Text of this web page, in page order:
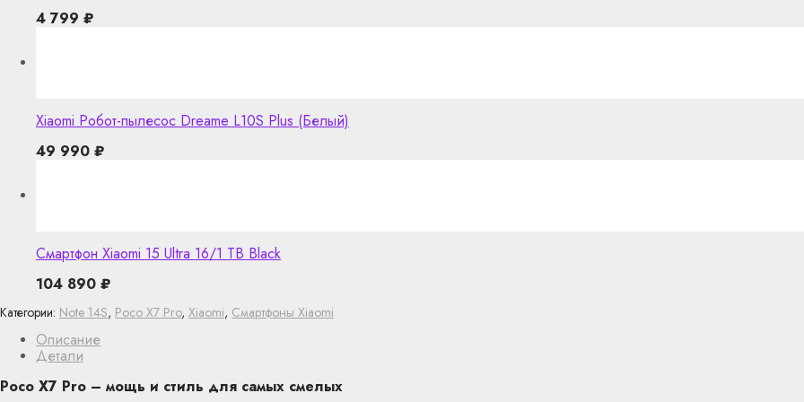
Описание
Детали
Poco X7 Pro – мощь и стиль для самых смелых
Категории: Note 14S, Poco X7 Pro, Xiaomi, Смартфоны Xiaomi
4 799 ₽
Xiaomi Робот-пылесос Dreame L10S Plus (Белый)
49 990 ₽
Смартфон Xiaomi 15 Ultra 16/1 TB Black
104 890 ₽